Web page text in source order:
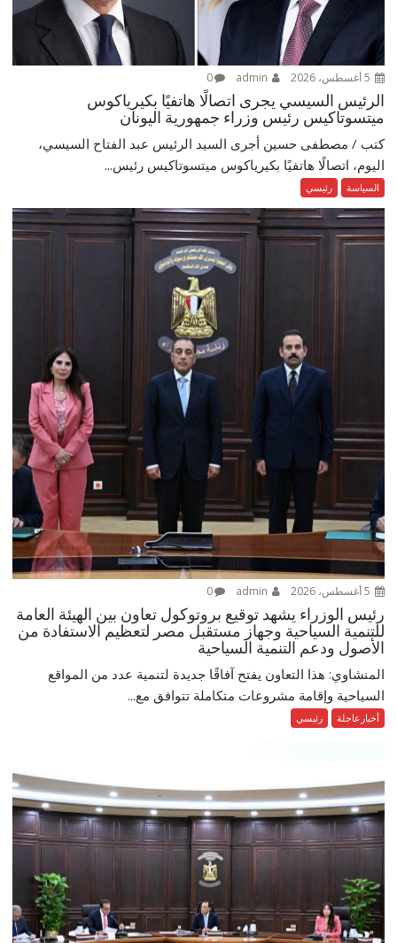
0
الرئيس السيسي يجرى اتصالًا هاتفيًا بكيرياكوس
ميتسوتاكيس رئيس وزراء جمهورية اليونان
كتب / مصطفى حسين أجرى السيد الرئيس عبد الفتاح السيسي،
اليوم، اتصالًا هاتفيًا بكيرياكوس ميتسوتاكيس رئيس...
السياسة رئيسي
0
رئيس الوزراء يشهد توقيع بروتوكول تعاون بين الهيئة العامة
للتنمية السياحية وجهاز مستقبل مصر لتعظيم الاستفادة من
الأصول ودعم التنمية السياحية
المنشاوي: هذا التعاون يفتح آفاقًا جديدة لتنمية عدد من المواقع
السياحية وإقامة مشروعات متكاملة تتوافق مع...
أخبارعاجلة رئيسي